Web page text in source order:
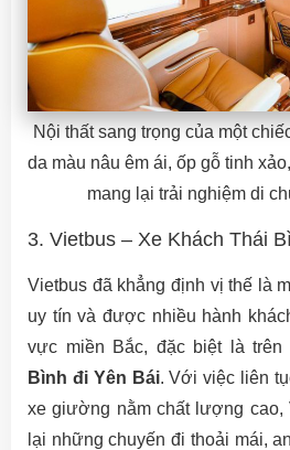
Nội thất sang trọng của một
da màu nâu êm ái, ốp gỗ tinh
mang lại trải nghiệm di
3. Vietbus – Xe Khách Thái
Vietbus đã khẳng định vị thế là
uy tín và được nhiều hành
vực miền Bắc, đặc biệt là trên
Bình đi Yên Bái. Với việc liên
xe giường nằm chất lượng cao,
lại những chuyến đi thoải mái,